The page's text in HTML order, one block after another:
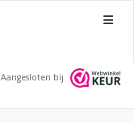
Menu
Aangesloten bij